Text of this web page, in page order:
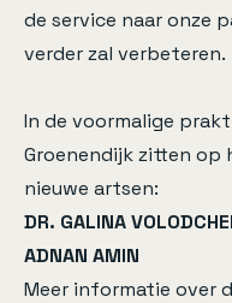
de service naar onze
verder zal verbeteren.
In de voormalige
Groenendijk zitten op
nieuwe artsen:
DR. GALINA
ADNAN AMIN
Meer informatie over